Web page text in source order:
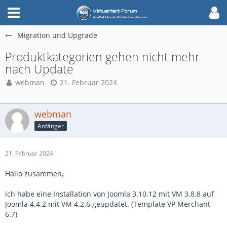
Migration und Upgrade
Produktkategorien gehen nicht mehr
nach Update
webman 21. Februar 2024
webman
Anfänger
21. Februar 2024
Hallo zusammen,
ich habe eine Installation von Joomla 3.10.12 mit VM 3.8.8 auf
Joomla 4.4.2 mit VM 4.2.6 geupdatet. (Template VP Merchant
6.7)